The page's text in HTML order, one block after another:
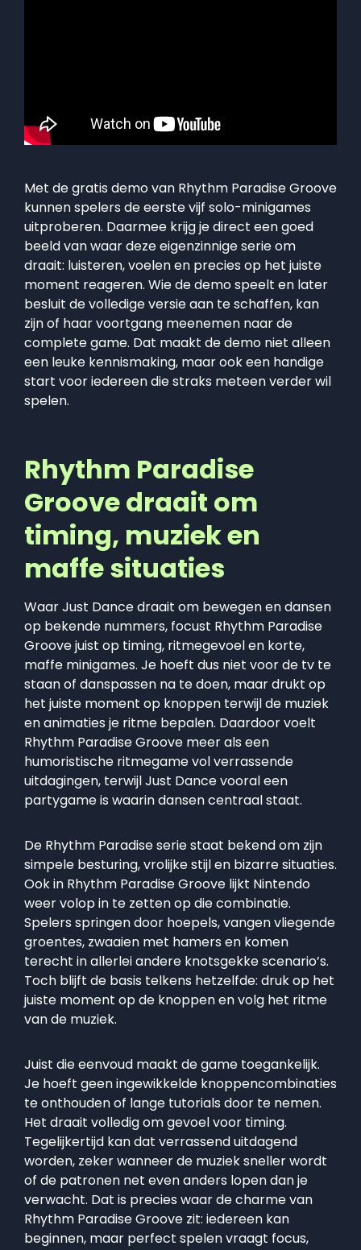
Met de gratis demo van Rhythm Paradise Groove
kunnen spelers de eerste vijf solo-minigames
uitproberen. Daarmee krijg je direct een goed
beeld van waar deze eigenzinnige serie om
draait: luisteren, voelen en precies op het juiste
moment reageren. Wie de demo speelt en later
besluit de volledige versie aan te schaffen, kan
zijn of haar voortgang meenemen naar de
complete game. Dat maakt de demo niet alleen
een leuke kennismaking, maar ook een handige
start voor iedereen die straks meteen verder wil
spelen.
Rhythm Paradise
Groove draait om
timing, muziek en
maffe situaties
Waar Just Dance draait om bewegen en dansen
op bekende nummers, focust Rhythm Paradise
Groove juist op timing, ritmegevoel en korte,
maffe minigames. Je hoeft dus niet voor de tv te
staan of danspassen na te doen, maar drukt op
het juiste moment op knoppen terwijl de muziek
en animaties je ritme bepalen. Daardoor voelt
Rhythm Paradise Groove meer als een
humoristische ritmegame vol verrassende
uitdagingen, terwijl Just Dance vooral een
partygame is waarin dansen centraal staat.
De Rhythm Paradise serie staat bekend om zijn
simpele besturing, vrolijke stijl en bizarre situaties.
Ook in Rhythm Paradise Groove lijkt Nintendo
weer volop in te zetten op die combinatie.
Spelers springen door hoepels, vangen vliegende
groentes, zwaaien met hamers en komen
terecht in allerlei andere knotsgekke scenario’s.
Toch blijft de basis telkens hetzelfde: druk op het
juiste moment op de knoppen en volg het ritme
van de muziek.
Juist die eenvoud maakt de game toegankelijk.
Je hoeft geen ingewikkelde knoppencombinaties
te onthouden of lange tutorials door te nemen.
Het draait volledig om gevoel voor timing.
Tegelijkertijd kan dat verrassend uitdagend
worden, zeker wanneer de muziek sneller wordt
of de patronen net even anders lopen dan je
verwacht. Dat is precies waar de charme van
Rhythm Paradise Groove zit: iedereen kan
beginnen, maar perfect spelen vraagt focus,